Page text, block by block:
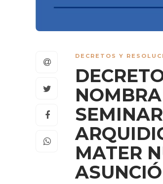
DECRETOS Y
MATER